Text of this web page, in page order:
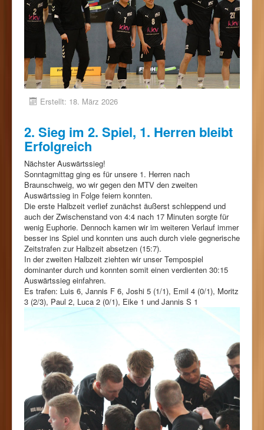
Erstellt: 18. März 2026
2. Sieg im 2. Spiel, 1. Herren bleibt
Erfolgreich
Nächster Auswärtssieg!
Sonntagmittag ging es für unsere 1. Herren nach
Braunschweig, wo wir gegen den MTV den zweiten
Auswärtssieg in Folge feiern konnten.
Die erste Halbzeit verlief zunächst äußerst schleppend und
auch der Zwischenstand von 4:4 nach 17 Minuten sorgte für
wenig Euphorie. Dennoch kamen wir im weiteren Verlauf immer
besser ins Spiel und konnten uns auch durch viele gegnerische
Zeitstrafen zur Halbzeit absetzen (15:7).
In der zweiten Halbzeit ziehten wir unser Tempospiel
dominanter durch und konnten somit einen verdienten 30:15
Auswärtssieg einfahren.
Es trafen: Luis 6, Jannis F 6, Joshi 5 (1/1), Emil 4 (0/1), Moritz
3 (2/3), Paul 2, Luca 2 (0/1), Eike 1 und Jannis S 1